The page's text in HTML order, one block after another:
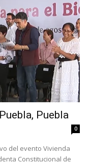
Puebla
0
del evento Vivienda
Constitucional de